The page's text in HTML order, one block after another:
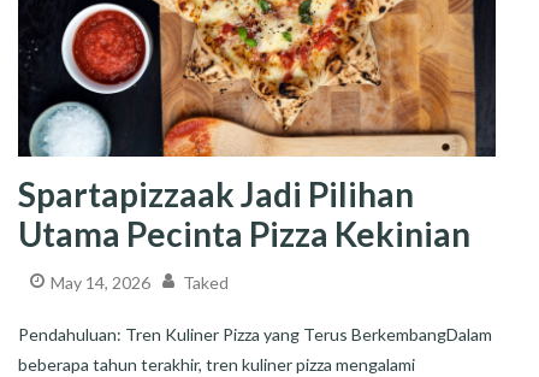
Spartapizzaak Jadi Pilihan
Utama Pecinta Pizza Kekinian
May 14, 2026 Taked
Pendahuluan: Tren Kuliner Pizza yang Terus BerkembangDalam
beberapa tahun terakhir, tren kuliner pizza mengalami